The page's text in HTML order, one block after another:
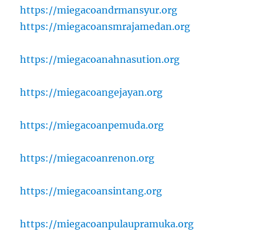
https://miegacoandrmansyur.org
https://miegacoansmrajamedan.org
https://miegacoanahnasution.org
https://miegacoangejayan.org
https://miegacoanpemuda.org
https://miegacoanrenon.org
https://miegacoansintang.org
https://miegacoanpulaupramuka.org